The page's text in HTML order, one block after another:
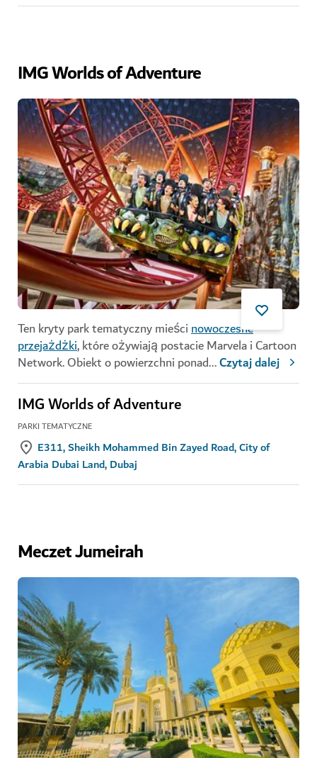
IMG Worlds of Adventure
Ten kryty park tematyczny mieścinowoczesne
przejażdżki, które ożywiają postacie Marvela i Cartoon
Network. Obiekt o powierzchni ponad...Czytaj dalej
IMG Worlds of Adventure
PARKI TEMATYCZNE
E311, Sheikh Mohammed Bin Zayed Road, City of
Arabia Dubai Land, Dubaj
Meczet Jumeirah